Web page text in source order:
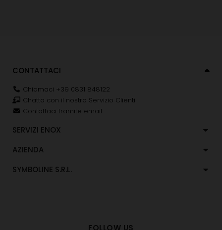
CONTATTACI
Chiamaci +39 0831 848122
Chatta con il nostro Servizio Clienti
Contattaci tramite email
SERVIZI ENOX
AZIENDA
SYMBOLINE S.R.L.
FOLLOW US